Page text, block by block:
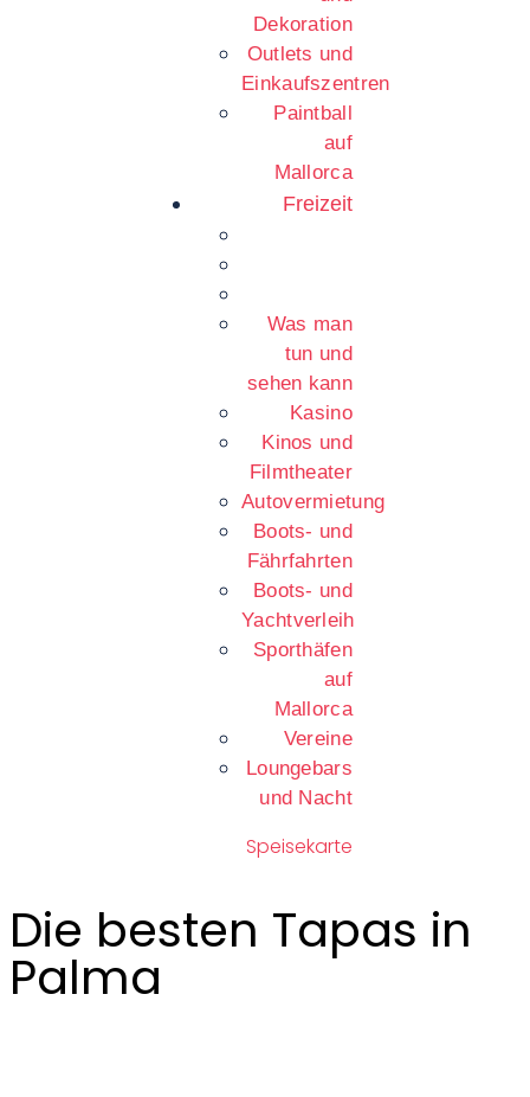
Dekoration
Outlets und
Einkaufszentren
Paintball
auf
Mallorca
Freizeit
Was man
tun und
sehen kann
Kasino
Kinos und
Filmtheater
Autovermietung
Boots- und
Fährfahrten
Boots- und
Yachtverleih
Sporthäfen
auf
Mallorca
Vereine
Loungebars
und Nacht
Speisekarte
Die besten Tapas in
Palma